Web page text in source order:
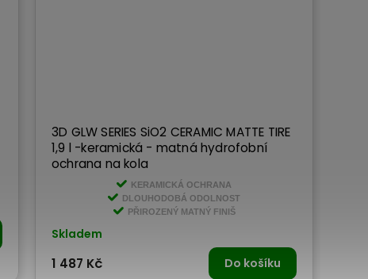
3D GLW SERIES SiO2 CERAMIC MATTE TIRE
1,9 l -keramická - matná hydrofobní
ochrana na kola
KERAMICKÁ OCHRANA
DLOUHODOBÁ ODOLNOST
PŘIROZENÝ MATNÝ FINIŠ
Skladem
1 487 Kč Do košíku